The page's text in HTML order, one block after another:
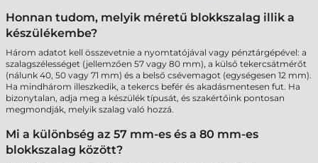
Honnan tudom, melyik méretű blokkszalag illik a
készülékembe?
Három adatot kell összevetnie a nyomtatójával vagy pénztárgépével: a
szalagszélességet (jellemzően 57 vagy 80 mm), a külső tekercsátmérőt
(nálunk 40, 50 vagy 71 mm) és a belső csévemagot (egységesen 12 mm).
Ha mindhárom illeszkedik, a tekercs befér és akadásmentesen fut. Ha
bizonytalan, adja meg a készülék típusát, és szakértőink pontosan
megmondják, melyik szalag való hozzá.
Mi a különbség az 57 mm-es és a 80 mm-es
blokkszalag között?